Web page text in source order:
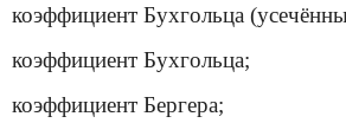
коэффициент Бухгольца
коэффициент Бухгольца;
коэффициент Бергера;